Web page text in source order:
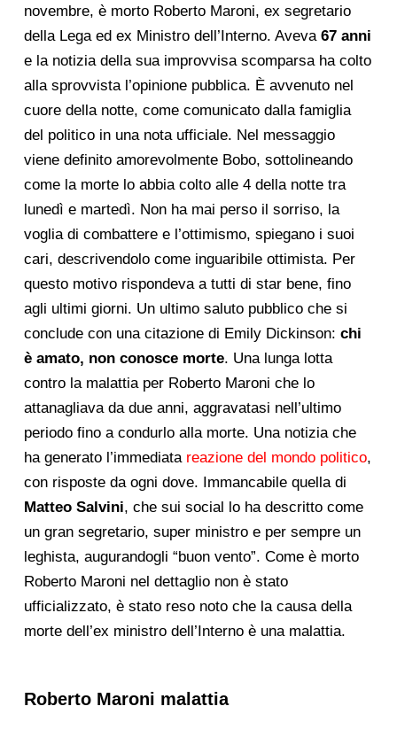
novembre, è morto Roberto Maroni, ex segretario
della Lega ed ex Ministro dell’Interno. Aveva 67 anni
e la notizia della sua improvvisa scomparsa ha colto
alla sprovvista l’opinione pubblica. È avvenuto nel
cuore della notte, come comunicato dalla famiglia
del politico in una nota ufficiale. Nel messaggio
viene definito amorevolmente Bobo, sottolineando
come la morte lo abbia colto alle 4 della notte tra
lunedì e martedì. Non ha mai perso il sorriso, la
voglia di combattere e l’ottimismo, spiegano i suoi
cari, descrivendolo come inguaribile ottimista. Per
questo motivo rispondeva a tutti di star bene, fino
agli ultimi giorni. Un ultimo saluto pubblico che si
conclude con una citazione di Emily Dickinson: chi
è amato, non conosce morte. Una lunga lotta
contro la malattia per Roberto Maroni che lo
attanagliava da due anni, aggravatasi nell’ultimo
periodo fino a condurlo alla morte. Una notizia che
ha generato l’immediata reazione del mondo politico,
con risposte da ogni dove. Immancabile quella di
Matteo Salvini, che sui social lo ha descritto come
un gran segretario, super ministro e per sempre un
leghista, augurandogli “buon vento”. Come è morto
Roberto Maroni nel dettaglio non è stato
ufficializzato, è stato reso noto che la causa della
morte dell’ex ministro dell’Interno è una malattia.
Roberto Maroni malattia